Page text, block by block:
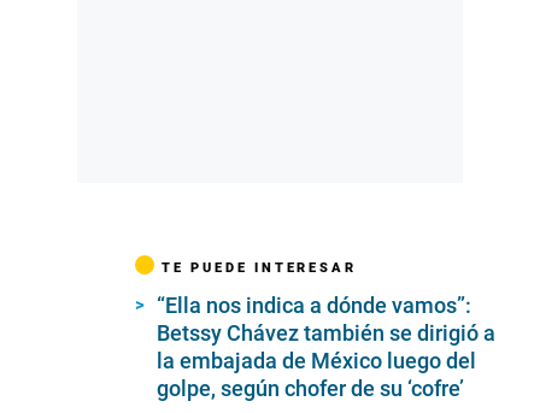
TE PUEDE INTERESAR
“Ella nos indica a dónde vamos”:
Betssy Chávez también se dirigió a
la embajada de México luego del
golpe, según chofer de su ‘cofre’